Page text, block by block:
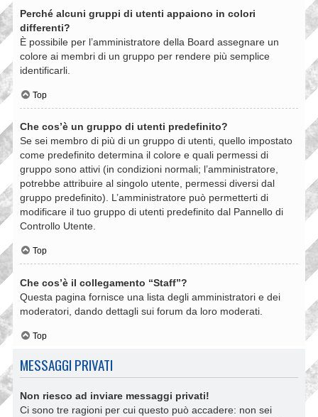
Perché alcuni gruppi di utenti appaiono in colori
differenti?
È possibile per l’amministratore della Board assegnare un
colore ai membri di un gruppo per rendere più semplice
identificarli.
Top
Che cos’è un gruppo di utenti predefinito?
Se sei membro di più di un gruppo di utenti, quello impostato
come predefinito determina il colore e quali permessi di
gruppo sono attivi (in condizioni normali; l’amministratore,
potrebbe attribuire al singolo utente, permessi diversi dal
gruppo predefinito). L’amministratore può permetterti di
modificare il tuo gruppo di utenti predefinito dal Pannello di
Controllo Utente.
Top
Che cos’è il collegamento “Staff”?
Questa pagina fornisce una lista degli amministratori e dei
moderatori, dando dettagli sui forum da loro moderati.
Top
MESSAGGI PRIVATI
Non riesco ad inviare messaggi privati!
Ci sono tre ragioni per cui questo può accadere: non sei